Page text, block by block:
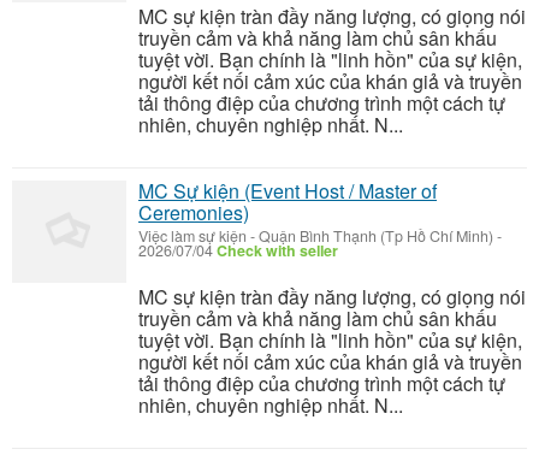
MC sự kiện tràn đầy năng lượng, có giọng nói
truyền cảm và khả năng làm chủ sân khấu
tuyệt vời. Bạn chính là "linh hồn" của sự kiện,
người kết nối cảm xúc của khán giả và truyền
tải thông điệp của chương trình một cách tự
nhiên, chuyên nghiệp nhất. N...
MC Sự kiện (Event Host / Master of
Ceremonies)
Việc làm sự kiện -Quận Bình Thạnh (Tp Hồ Chí Minh) -
2026/07/04Check with seller
MC sự kiện tràn đầy năng lượng, có giọng nói
truyền cảm và khả năng làm chủ sân khấu
tuyệt vời. Bạn chính là "linh hồn" của sự kiện,
người kết nối cảm xúc của khán giả và truyền
tải thông điệp của chương trình một cách tự
nhiên, chuyên nghiệp nhất. N...